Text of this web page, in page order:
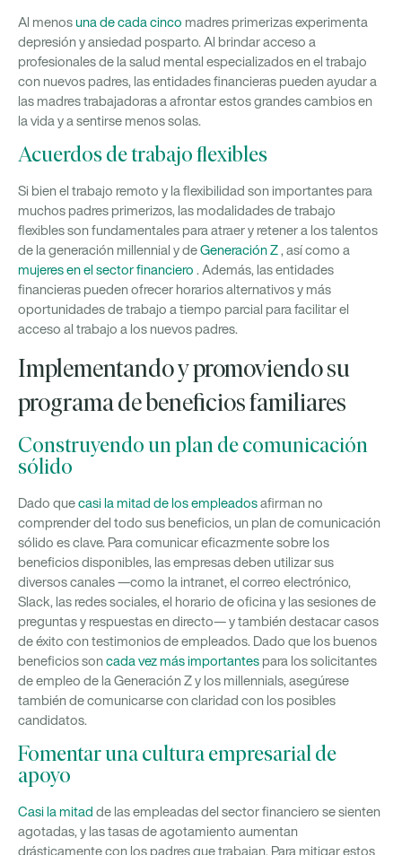
Al menosuna de cada cinco madres primerizas experimenta
depresión y ansiedad posparto. Al brindar acceso a
profesionales de la salud mental especializados en el trabajo
con nuevos padres, las entidades financieras pueden ayudar a
las madres trabajadoras a afrontar estos grandes cambios en
la vida y a sentirse menos solas.
Acuerdos de trabajo flexibles
Si bien el trabajo remoto y la flexibilidad son importantes para
muchos padres primerizos, las modalidades de trabajo
flexibles son fundamentales para atraer y retener a los talentos
de la generación millennial y deGeneración Z, así como a
mujeres en el sector financiero . Además, las entidades
financieras pueden ofrecer horarios alternativos y más
oportunidades de trabajo a tiempo parcial para facilitar el
acceso al trabajo a los nuevos padres.
Implementando y promoviendo su
programa de beneficios familiares
Construyendo un plan de comunicación
sólido
Dado quecasi la mitad de los empleadosafirman no
comprender del todo sus beneficios, un plan de comunicación
sólido es clave. Para comunicar eficazmente sobre los
beneficios disponibles, las empresas deben utilizar sus
diversos canales —como la intranet, el correo electrónico,
Slack, las redes sociales, el horario de oficina y las sesiones de
preguntas y respuestas en directo— y también destacar casos
de éxito con testimonios de empleados. Dado que los buenos
beneficios soncada vez más importantes para los solicitantes
de empleo de la Generación Z y los millennials, asegúrese
también de comunicarse con claridad con los posibles
candidatos.
Fomentar una cultura empresarial de
apoyo
Casi la mitad de las empleadas del sector financiero se sienten
agotadas, y las tasas de agotamiento aumentan
drásticamente con los padres que trabajan. Para mitigar estos